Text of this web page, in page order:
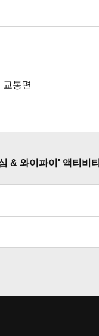
통편
& 와이파이' 액티비티